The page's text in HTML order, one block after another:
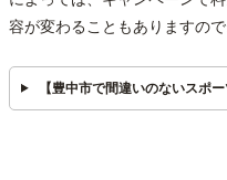
容が変わることもありますの
【豊中市で間違いのないスポー